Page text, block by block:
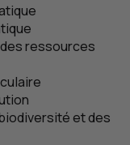
ressources
et des